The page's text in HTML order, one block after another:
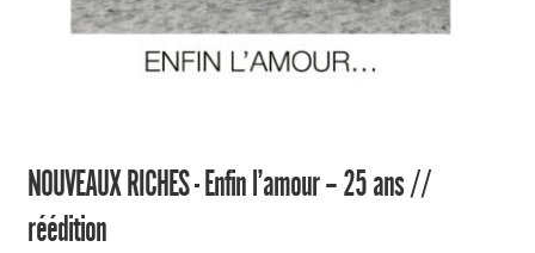
NOUVEAUX RICHES - Enfin l’amour – 25 ans //
réédition